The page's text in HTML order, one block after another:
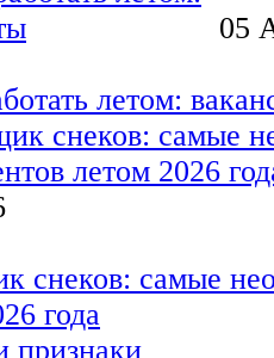
05
летом:
снеков: самые
года